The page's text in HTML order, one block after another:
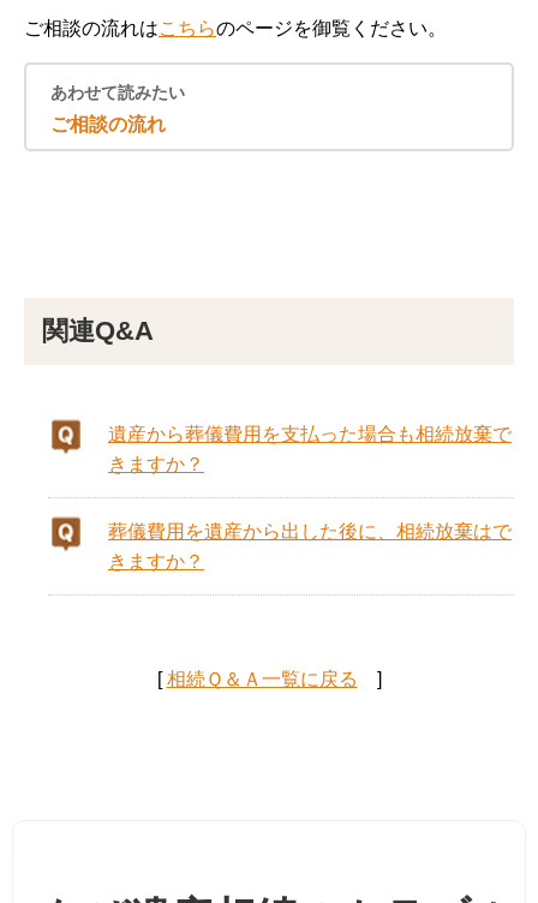
ご相談の流れはこちらのページを御覧ください。
あわせて読みたい
ご相談の流れ
関連Q&A
遺産から葬儀費用を支払った場合も相続放棄で
きますか？
葬儀費用を遺産から出した後に、相続放棄はで
きますか？
[相続Ｑ＆Ａ一覧に戻る ]